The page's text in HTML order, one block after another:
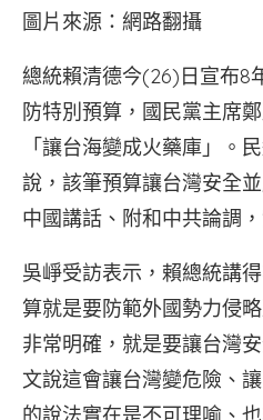
圖片來源：
總統賴清德今(26)日宣布8
防特別預算，國民黨主席
「讓台海變成火藥庫」。
說，該筆預算讓台灣安全
中國講話、附和中共論調
吳崢受訪表示，賴總統講
算就是要防範外國勢力侵
非常明確，就是要讓台灣
文說這會讓台灣變危險、